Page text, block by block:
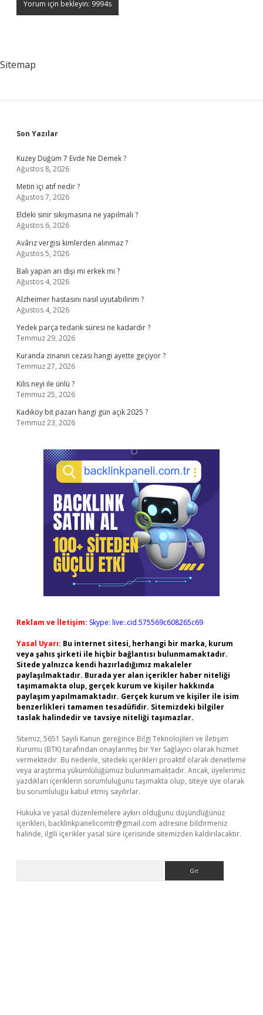
Sitemap
Sidebar
Son Yazılar
Kuzey Düğüm 7 Evde Ne Demek ?
Ağustos 8, 2026
Metin içi atıf nedir ?
Ağustos 7, 2026
Eldeki sinir sıkışmasına ne yapılmalı ?
Ağustos 6, 2026
Avârız vergisi kimlerden alınmaz ?
Ağustos 5, 2026
Balı yapan arı dişi mi erkek mi ?
Ağustos 4, 2026
Alzheimer hastasını nasıl uyutabilirim ?
Ağustos 4, 2026
Yedek parça tedarik süresi ne kadardır ?
Temmuz 29, 2026
Kuranda zinanın cezası hangi ayette geçiyor ?
Temmuz 27, 2026
Kilis neyi ile ünlü ?
Temmuz 25, 2026
Kadıköy bit pazarı hangi gün açık 2025 ?
Temmuz 23, 2026
Reklam ve İletişim: Skype: live:.cid.575569c608265c69
Yasal Uyarı: Bu internet sitesi, herhangi bir marka, kurum
veya şahıs şirketi ile hiçbir bağlantısı bulunmamaktadır.
Sitede yalnızca kendi hazırladığımız makaleler
paylaşılmaktadır. Burada yer alan içerikler haber niteliği
taşımamakta olup, gerçek kurum ve kişiler hakkında
paylaşım yapılmamaktadır. Gerçek kurum ve kişiler ile isim
benzerlikleri tamamen tesadüfidir. Sitemizdeki bilgiler
taslak halindedir ve tavsiye niteliği taşımazlar.
Sitemiz, 5651 Sayılı Kanun gereğince Bilgi Teknolojileri ve İletişim
Kurumu (BTK) tarafından onaylanmış bir Yer Sağlayıcı olarak hizmet
vermektedir. Bu nedenle, sitedeki içerikleri proaktif olarak denetleme
veya araştırma yükümlülüğümüz bulunmamaktadır. Ancak, üyelerimiz
yazdıkları içeriklerin sorumluluğunu taşımakta olup, siteye üye olarak
bu sorumluluğu kabul etmiş sayılırlar.
Hukuka ve yasal düzenlemelere aykırı olduğunu düşündüğünüz
içerikleri, backlinkpanelicomtr@gmail.com adresine bildirmeniz
halinde, ilgili içerikler yasal süre içerisinde sitemizden kaldırılacaktır.